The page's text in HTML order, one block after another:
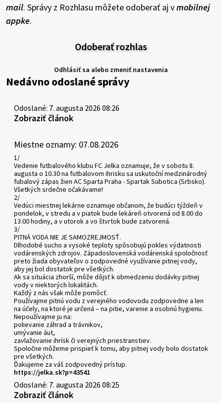
mail. Správy z Rozhlasu môžete odoberať aj vmobilnej
appke.
Odoberať rozhlas
Odhlásiť sa alebo zmeniť nastavenia
Nedávno odoslané správy
Odoslané: 7. augusta 2026 08:26
Zobraziť článok
Miestne oznamy: 07.08.2026
1/
Vedenie futbalového klubu FC Jelka oznamuje, že v sobotu 8.
augusta o 10.30 na futbalovom ihrisku sa uskutoční medzinárodný
fubalový zápas žien AC Sparta Praha - Spartak Subotica (Srbsko).
Všetkých srdečne očakávame!
2/
Vedúci miestnej lekárne oznamuje občanom, že budúci týždeň v
pondelok, v stredu a v piatok bude lekáreň otvorená od 8.00 do
13.00 hodiny, a v utorok a vo štvrtok bude zatvorená.
3/
PITNÁ VODA NIE JE SAMOZREJMOSŤ.
Dlhodobé sucho a vysoké teploty spôsobujú pokles výdatnosti
vodárenských zdrojov. Západoslovenská vodárenská spoločnosť
preto žiada obyvateľov o zodpovedné využívanie pitnej vody,
aby jej bol dostatok pre všetkých.
Ak sa situácia zhorší, môže dôjsť k obmedzeniu dodávky pitnej
vody v niektorých lokalitách.
Každý z nás však môže pomôcť.
Používajme pitnú vodu z verejného vodovodu zodpovedne a len
na účely, na ktoré je určená – na pitie, varenie a osobnú hygienu.
Nepoužívajme ju na:
polievanie záhrad a trávnikov,
umývanie áut,
zavlažovanie ihrísk či verejných priestranstiev.
Spoločne môžeme prispieť k tomu, aby pitnej vody bolo dostatok
pre všetkých.
Ďakujeme za váš zodpovedný prístup.
https://jelka.sk?p=43541
Odoslané: 7. augusta 2026 08:25
Zobraziť článok